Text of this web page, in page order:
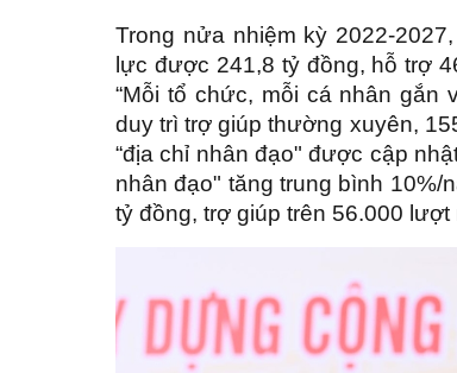
Trong nửa nhiệm kỳ 2022-
lực được 241,8 tỷ đồng, hỗ trợ
“Mỗi tổ chức, mỗi cá nhân gắn
duy trì trợ giúp thường xuyên,
“địa chỉ nhân đạo" được cập
nhân đạo" tăng trung bình 10%/
tỷ đồng, trợ giúp trên 56.000